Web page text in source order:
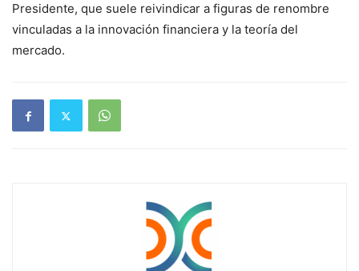
Presidente, que suele reivindicar a figuras de renombre
vinculadas a la innovación financiera y la teoría del
mercado.